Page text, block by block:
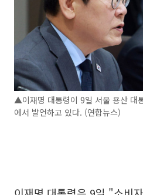
▲이재명 대통령이 9일 서울 용산 대
에서 발언하고 있다. (연합뉴스)